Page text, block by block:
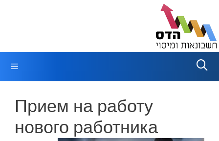
Прием на работу
нового работника